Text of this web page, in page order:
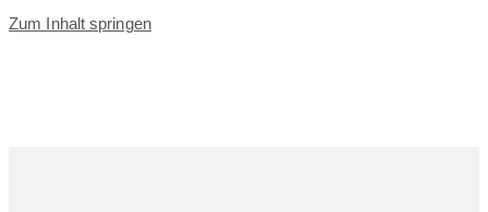
Zum Inhalt springen